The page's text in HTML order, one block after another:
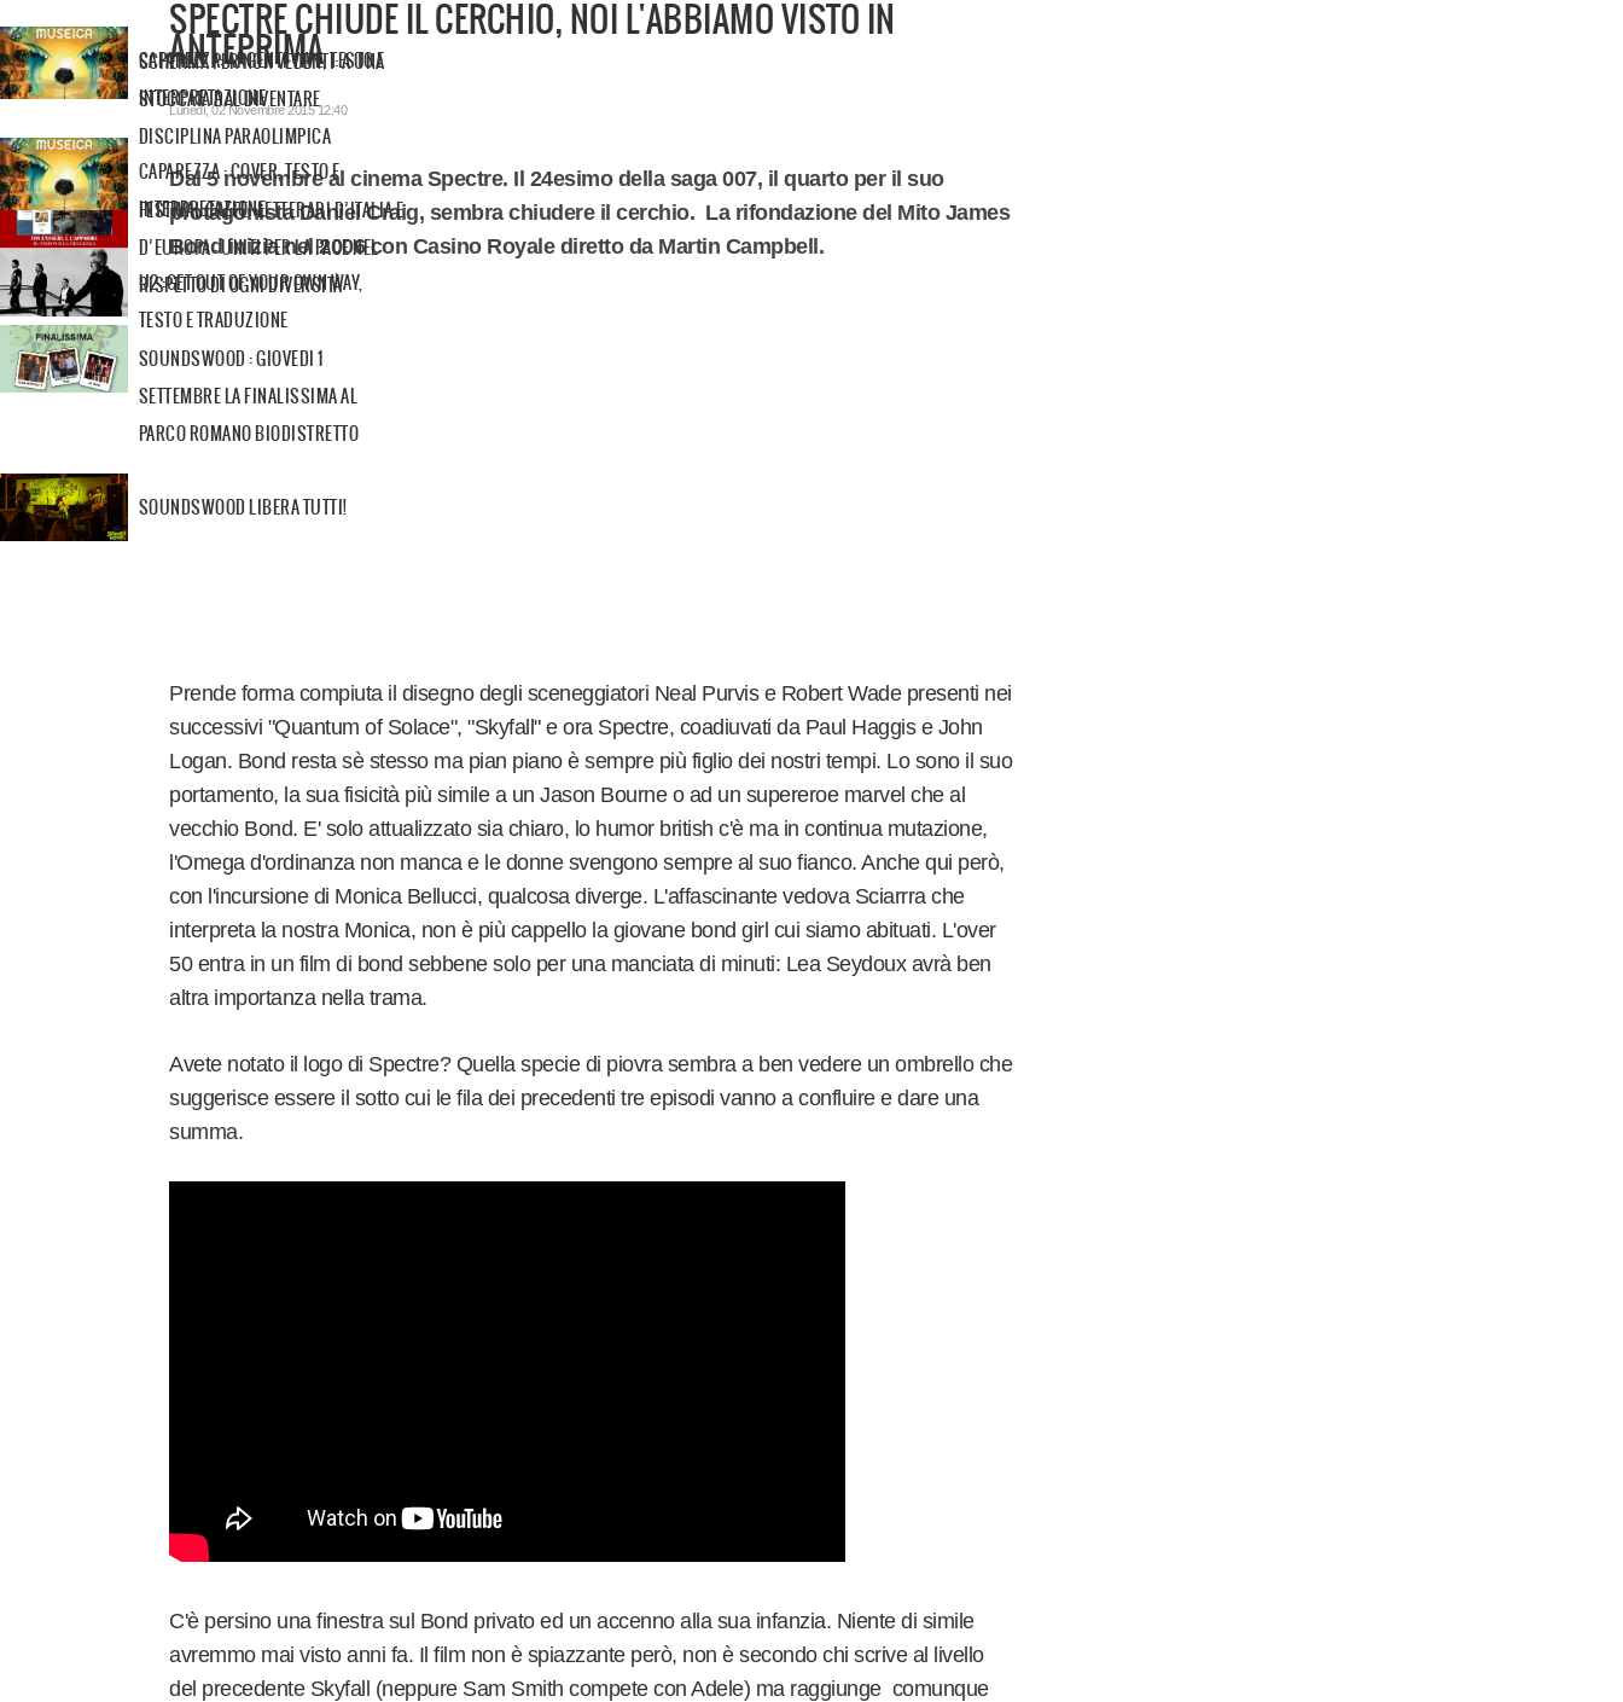
SPECTRE CHIUDE IL CERCHIO, NOI L'ABBIAMO VISTO IN
ANTEPRIMA
Lunedì, 02 Novembre 2015 12:40
Dal 5 novembre al cinema Spectre. Il 24esimo della saga 007, il quarto per il suo
protagonista Daniel Craig, sembra chiudere il cerchio. La rifondazione del Mito James
Bond inizia nel 2006 con Casino Royale diretto da Martin Campbell.
Prende forma compiuta il disegno degli sceneggiatori Neal Purvis e Robert Wade presenti nei
successivi "Quantum of Solace", "Skyfall" e ora Spectre, coadiuvati da Paul Haggis e John
Logan. Bond resta sè stesso ma pian piano è sempre più figlio dei nostri tempi. Lo sono il suo
portamento, la sua fisicità più simile a un Jason Bourne o ad un supereroe marvel che al
vecchio Bond. E' solo attualizzato sia chiaro, lo humor british c'è ma in continua mutazione,
l'Omega d'ordinanza non manca e le donne svengono sempre al suo fianco. Anche qui però,
con l'incursione di Monica Bellucci, qualcosa diverge. L'affascinante vedova Sciarrra che
interpreta la nostra Monica, non è più cappello la giovane bond girl cui siamo abituati. L'over
50 entra in un film di bond sebbene solo per una manciata di minuti: Lea Seydoux avrà ben
altra importanza nella trama.
Avete notato il logo di Spectre? Quella specie di piovra sembra a ben vedere un ombrello che
suggerisce essere il sotto cui le fila dei precedenti tre episodi vanno a confluire e dare una
summa.
C'è persino una finestra sul Bond privato ed un accenno alla sua infanzia. Niente di simile
avremmo mai visto anni fa. Il film non è spiazzante però, non è secondo chi scrive al livello
del precedente Skyfall (neppure Sam Smith compete con Adele) ma raggiunge comunque
SCHERMA PER NON VEDENTI: A UNA
STOCCATA DAL DIVENTARE
DISCIPLINA PARAOLIMPICA
FESTIVAL CAFFE’ LETTERARI D’ITALIA E
D’EUROPA - UNITI PER LA PACE NEL
RISPETTO DI OGNI DIVERSITÀ
SOUNDSWOOD : GIOVEDI 1
SETTEMBRE LA FINALISSIMA AL
PARCO ROMANO BIODISTRETTO
SOUNDSWOOD LIBERA TUTTI!
CAPAREZZA: ARGENTI VIVE, TESTO E
INTERPRETAZIONE
CAPAREZZA : COVER, TESTO E
INTERPRETAZIONE
U2 :GET OUT OF YOUR OWN WAY,
TESTO E TRADUZIONE